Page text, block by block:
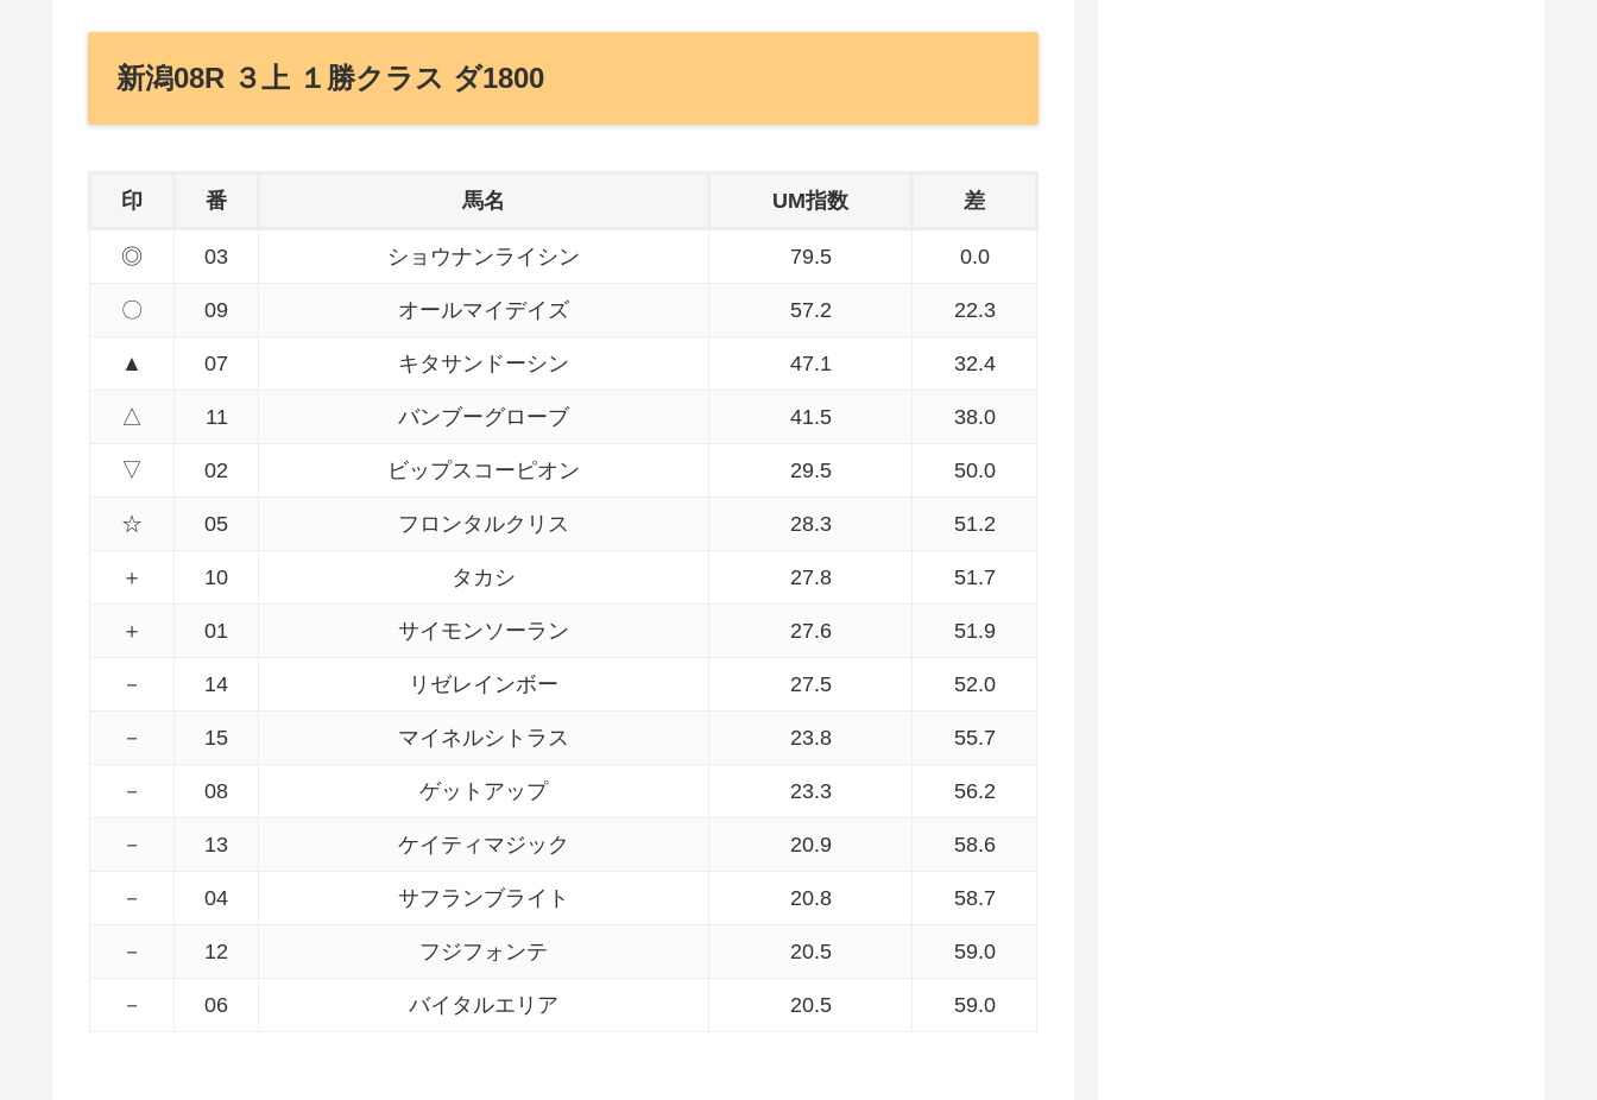
新潟08R ３上 １勝クラス ダ1800
印 番 馬名 UM指数 差
◎ 03 ショウナンライシン 79.5 0.0
〇 09 オールマイデイズ 57.2 22.3
▲ 07 キタサンドーシン 47.1 32.4
△ 11 バンブーグローブ 41.5 38.0
▽ 02 ビップスコーピオン 29.5 50.0
☆ 05 フロンタルクリス 28.3 51.2
＋ 10 タカシ 27.8 51.7
＋ 01 サイモンソーラン 27.6 51.9
－ 14 リゼレインボー 27.5 52.0
－ 15 マイネルシトラス 23.8 55.7
－ 08 ゲットアップ 23.3 56.2
－ 13 ケイティマジック 20.9 58.6
－ 04 サフランブライト 20.8 58.7
－ 12 フジフォンテ 20.5 59.0
－ 06 バイタルエリア 20.5 59.0